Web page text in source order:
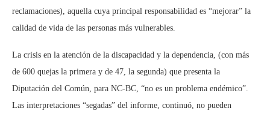
reclamaciones), aquella cuya principal responsabilidad es “mejorar” la
calidad de vida de las personas más vulnerables.
La crisis en la atención de la discapacidad y la dependencia, (con más
de 600 quejas la primera y de 47, la segunda) que presenta la
Diputación del Común, para NC-BC, “no es un problema endémico”.
Las interpretaciones “segadas” del informe, continuó, no pueden